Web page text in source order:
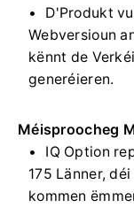
D'Produkt
Webversioun
kënnt de
generéieren.
Méisproocheg
IQ Option
175 Länner,
kommen